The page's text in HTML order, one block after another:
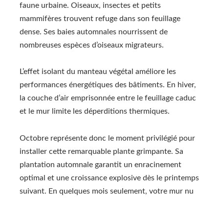
faune urbaine. Oiseaux, insectes et petits
mammifères trouvent refuge dans son feuillage
dense. Ses baies automnales nourrissent de
nombreuses espèces d’oiseaux migrateurs.
L’effet isolant du manteau végétal améliore les
performances énergétiques des bâtiments. En hiver,
la couche d’air emprisonnée entre le feuillage caduc
et le mur limite les déperditions thermiques.
Octobre représente donc le moment privilégié pour
installer cette remarquable plante grimpante. Sa
plantation automnale garantit un enracinement
optimal et une croissance explosive dès le printemps
suivant. En quelques mois seulement, votre mur nu